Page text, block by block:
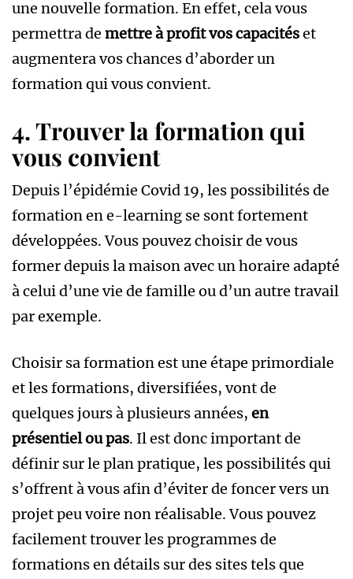
une nouvelle formation. En effet, cela vous
permettra de mettre à profit vos capacitéset
augmentera vos chances d’aborder un
formation qui vous convient.
4. Trouver la formation qui
vous convient
Depuis l’épidémie Covid 19, les possibilités de
formation en e-learning se sont fortement
développées. Vous pouvez choisir de vous
former depuis la maison avec un horaire adapté
à celui d’une vie de famille ou d’un autre travail
par exemple.
Choisir sa formation est une étape primordiale
et les formations, diversifiées, vont de
quelques jours à plusieurs années, en
présentiel ou pas. Il est donc important de
définir sur le plan pratique, les possibilités qui
s’offrent à vous afin d’éviter de foncer vers un
projet peu voire non réalisable. Vous pouvez
facilement trouver les programmes de
formations en détails sur des sites tels que